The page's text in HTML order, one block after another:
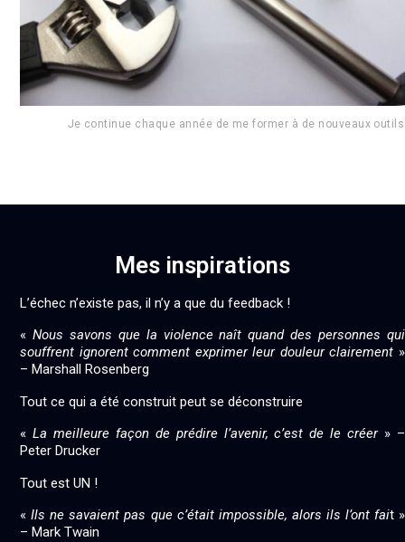
Je continue chaque année de me former à de nouveaux
Mes inspirations
L’échec n’existe pas, il n’y a que du feedback !
«Nous savons que la violence naît quand des personnes qui
souffrent ignorent comment exprimer leur douleur clairement »
– Marshall Rosenberg
Tout ce qui a été construit peut se déconstruire
«La meilleure façon de prédire l’avenir, c’est de le créer» –
Peter Drucker
Tout est UN !
«Ils ne savaient pas que c’était impossible, alors ils l’ont fait »
– Mark Twain